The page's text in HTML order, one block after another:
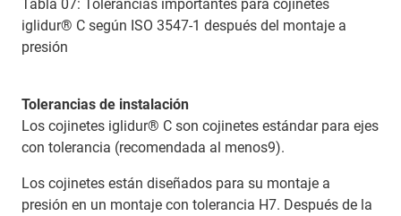
Tabla 07: Tolerancias importantes para cojinetes
iglidur® C según ISO 3547-1 después del montaje a
presión
Tolerancias de instalación
Los cojinetes iglidur® C son cojinetes estándar para ejes
con tolerancia (recomendada al menos9).
Los cojinetes están diseñados para su montaje a
presión en un montaje con tolerancia H7. Después de la